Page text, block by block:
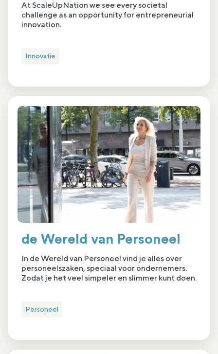
At ScaleUpNation we see every societal
challenge as an opportunity for entrepreneurial
innovation.
Innovatie
de Wereld van Personeel
In de Wereld van Personeel vind je alles over
personeelszaken, speciaal voor ondernemers.
Zodat je het veel simpeler en slimmer kunt doen.
Personeel